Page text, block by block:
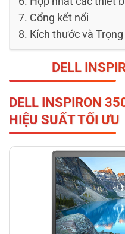
Cổng kết nối
Kích thước và
DELL
DELL INSPIRON
HIỆU SUẤT TỐI ƯU